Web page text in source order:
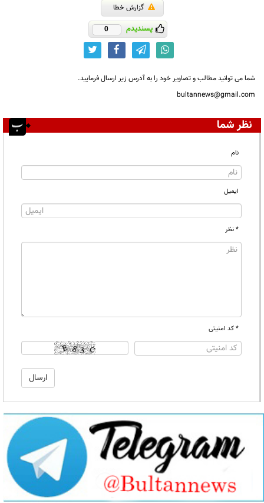
گزارش خطا
پسندیدم 0
شما می توانید مطالب و تصاویر خود را به آدرس زیر ارسال فرمایید.
bultannews@gmail.com
نظر شما
نام
ایمیل
* نظر
* کد امنیتی